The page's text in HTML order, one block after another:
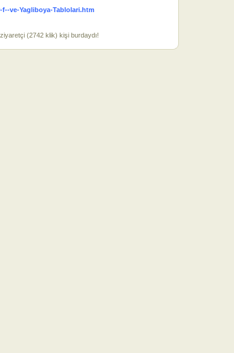
ve-Yagliboya-Tablolari.htm
(2742 klik) kişi burdaydı!